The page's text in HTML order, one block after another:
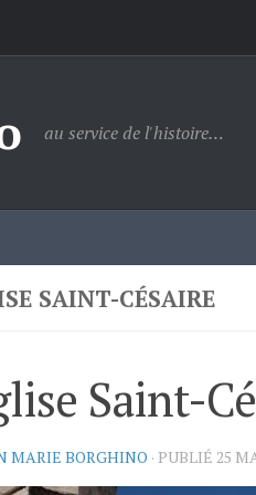
au service de l'histoire…
SAINT-CÉSAIRE
Saint-
MARIE BORGHINO · PUBLIÉ 25